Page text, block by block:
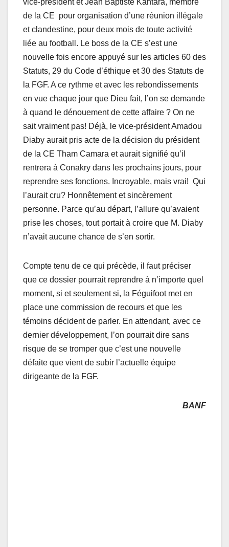
vice-président et Jean Baptiste Kantara, membre
de la CE pour organisation d’une réunion illégale
et clandestine, pour deux mois de toute activité
liée au football. Le boss de la CE s’est une
nouvelle fois encore appuyé sur les articles 60 des
Statuts, 29 du Code d’éthique et 30 des Statuts de
la FGF. A ce rythme et avec les rebondissements
en vue chaque jour que Dieu fait, l’on se demande
à quand le dénouement de cette affaire ? On ne
sait vraiment pas! Déjà, le vice-président Amadou
Diaby aurait pris acte de la décision du président
de la CE Tham Camara et aurait signifié qu’il
rentrera à Conakry dans les prochains jours, pour
reprendre ses fonctions. Incroyable, mais vrai! Qui
l’aurait cru? Honnêtement et sincèrement
personne. Parce qu’au départ, l’allure qu’avaient
prise les choses, tout portait à croire que M. Diaby
n’avait aucune chance de s’en sortir.
Compte tenu de ce qui précède, il faut préciser
que ce dossier pourrait reprendre à n’importe quel
moment, si et seulement si, la Féguifoot met en
place une commission de recours et que les
témoins décident de parler. En attendant, avec ce
dernier développement, l’on pourrait dire sans
risque de se tromper que c’est une nouvelle
défaite que vient de subir l’actuelle équipe
dirigeante de la FGF.
BANF